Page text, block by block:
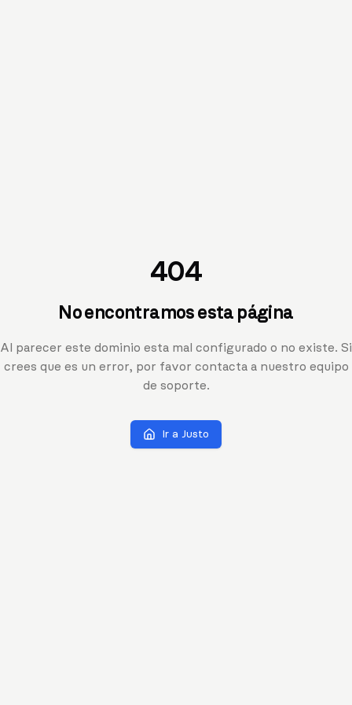
404
No encontramos esta página
Al parecer este dominio esta mal configurado o no existe. Si
crees que es un error, por favor contacta a nuestro equipo
de soporte.
Ir a Justo